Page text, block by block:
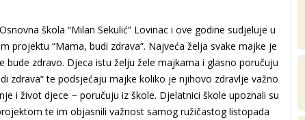
škola “Milan Sekulić” Lovinac i ove godine sudjeluje u
projektu “Mama, budi zdrava”. Najveća želja svake majke je
bude zdravo. Djeca istu želju žele majkama i glasno poručuju
zdrava“ te podsjećaju majke koliko je njihovo zdravlje važno
i život djece ~ poručuju iz škole. Djelatnici škole upoznali su
te im objasnili važnost samog ružičastog listopada